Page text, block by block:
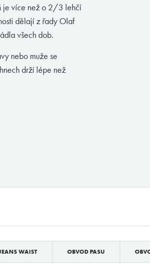
je více než o 2/3 lehčí
dělají z řady Olaf
všech dob.
nebo muže se
drží lépe než
WAIST OBVOD PASU